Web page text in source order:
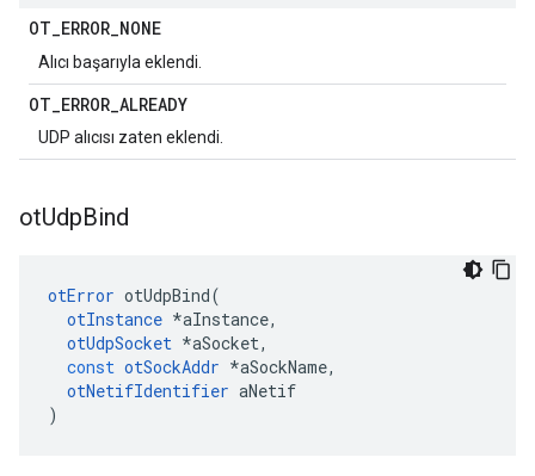
OT_ERROR_NONE
Alıcı başarıyla eklendi.
OT_ERROR_ALREADY
UDP alıcısı zaten eklendi.
otUdpBind
otError otUdpBind(
otInstance *aInstance,
otUdpSocket *aSocket,
const otSockAddr *aSockName,
otNetifIdentifier aNetif
)